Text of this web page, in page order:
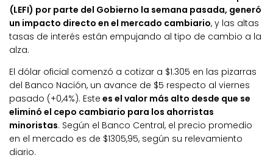
(LEFI) por parte del Gobierno la semana pasada, generó
un impacto directo en el mercado cambiario, y las altas
tasas de interés están empujando al tipo de cambio a la
alza.
El dólar oficial comenzó a cotizar a $1.305 en las pizarras
del Banco Nación, un avance de $5 respecto al viernes
pasado (+0,4%). Este es el valor más alto desde que se
eliminó el cepo cambiario para los ahorristas
minoristas. Según el Banco Central, el precio promedio
en el mercado es de $1305,95, según su relevamiento
diario.